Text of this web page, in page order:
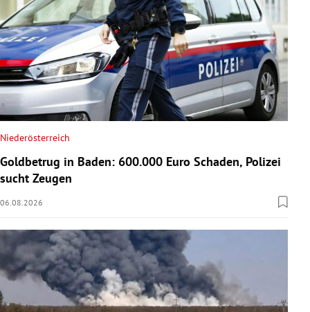
Niederösterreich
Goldbetrug in Baden: 600.000 Euro Schaden, Polizei
sucht Zeugen
06.08.2026